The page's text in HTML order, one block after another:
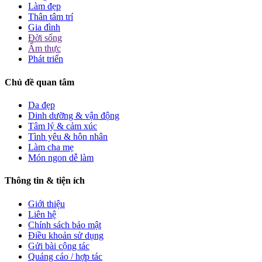
Làm đẹp
Thân tâm trí
Gia đình
Đời sống
Ẩm thực
Phát triển
Chủ đề quan tâm
Da đẹp
Dinh dưỡng & vận động
Tâm lý & cảm xúc
Tình yêu & hôn nhân
Làm cha mẹ
Món ngon dễ làm
Thông tin & tiện ích
Giới thiệu
Liên hệ
Chính sách bảo mật
Điều khoản sử dụng
Gửi bài cộng tác
Quảng cáo / hợp tác